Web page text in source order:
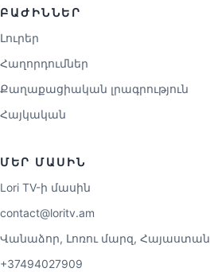
ԲԱԺԻՆՆԵՐ
Լուրեր
Հաղորդումներ
Քաղաքացիական լրագրություն
Հայկական
ՄԵՐ ՄԱՍԻՆ
Lori TV-ի մասին
contact@loritv.am
Վանաձոր, Լոռու մարզ, Հայաստան
+37494027909